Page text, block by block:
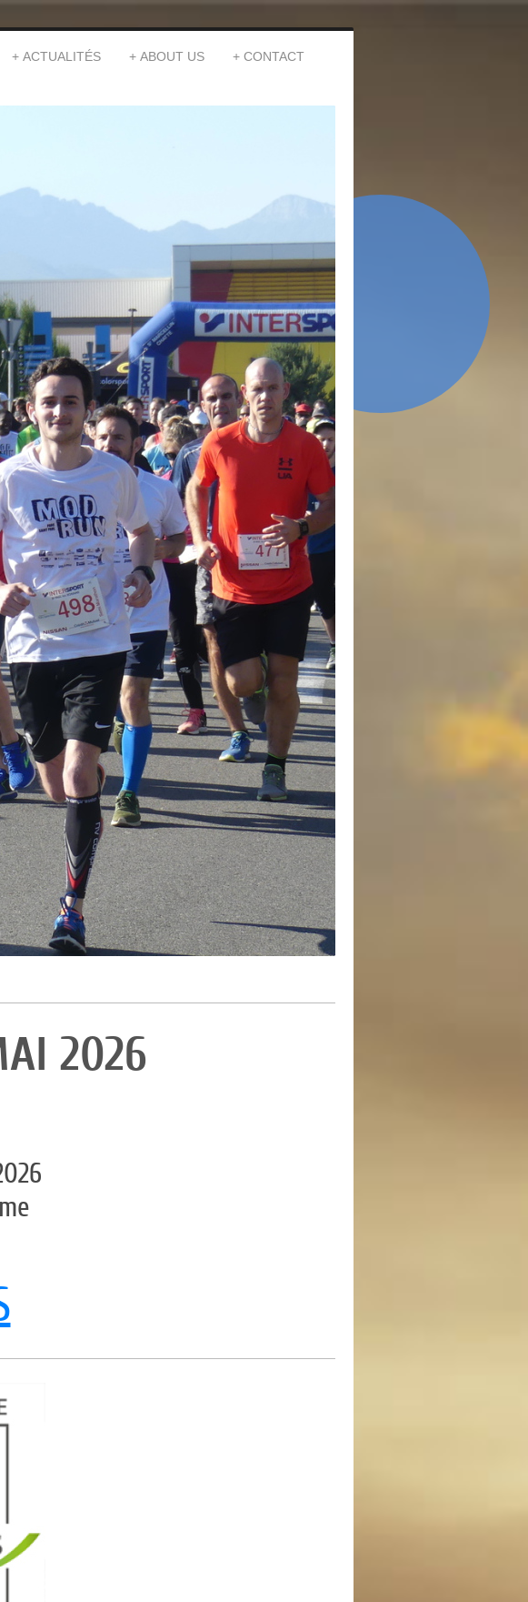
ACTUALITÉS ABOUT US CONTACT
2026
2026
11ème